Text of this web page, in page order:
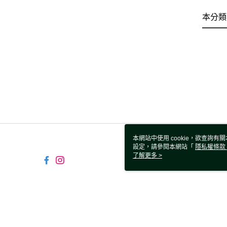
本分
本網站中使用 cookie，欲查詢有
設定，請參閱本網站「 隱私權條款
使用 cookie。
了解更多 >